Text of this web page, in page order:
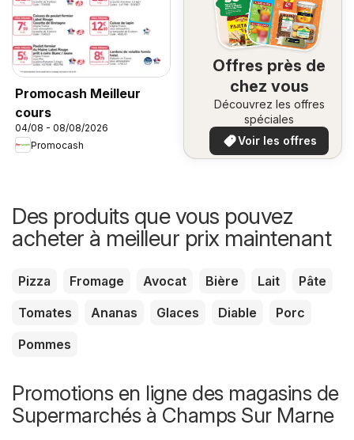
Promocash Meilleur
cours
04/08 - 08/08/2026
Promocash
Offres près de
chez vous
Découvrez les offres
spéciales
Voir les offres
Des produits que vous pouvez
acheter à meilleur prix maintenant
Pizza Fromage Avocat Bière Lait
Pâte
Tomates
Ananas Glaces Diable
Porc
Pommes
Promotions en ligne des magasins de
Supermarchés à Champs Sur Marne